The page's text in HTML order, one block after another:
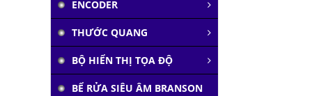
ENCODER
THƯỚC QUANG
BỘ HIỂN THỊ TỌA ĐỘ
BỂ RỬA SIÊU ÂM BRANSON